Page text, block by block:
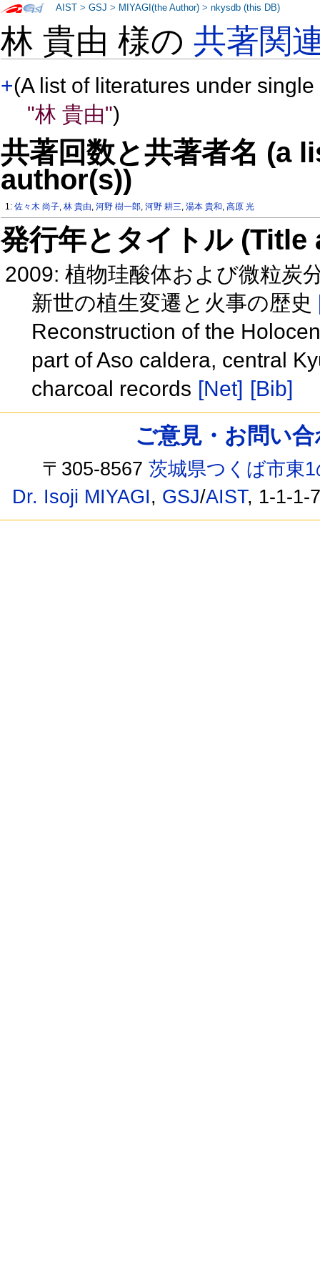
林 貴由 様の共著関
+(A list of literatures under
"林 貴由")
共著回数と共著者名 (a
author(s))
1:佐々木 尚子,林 貴由,河野 樹一郎,河野 耕三,湯本 貴和,高原 光
発行年とタイトル
2009: 植物珪酸体および微粒炭
新世の植生変遷と火事の歴史
Reconstruction of the
part of Aso caldera, central
charcoal records [Net] [Bib]
AIST >GSJ > MIYAGI(the Author) >nkysdb (this DB)
ご意見・お問い
〒305-8567茨城県つくば市東
Dr. Isoji MIYAGI, GSJ/AIST, 1-1-1-